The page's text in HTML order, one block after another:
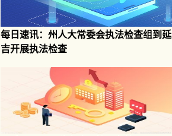
每日速讯：州人大常委会执法检查组到延
吉开展执法检查